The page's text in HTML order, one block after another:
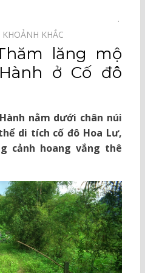
KHOẢNH KHẮC⠀
lăng mộ
ở Cố đô
nằm dưới chân núi
di tích cố đô Hoa Lư,
cảnh hoang vắng thê